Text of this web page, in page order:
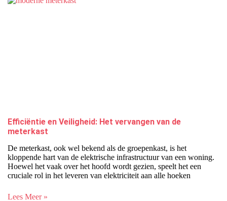
Efficiëntie en Veiligheid: Het vervangen van de
meterkast
De meterkast, ook wel bekend als de groepenkast, is het
kloppende hart van de elektrische infrastructuur van een woning.
Hoewel het vaak over het hoofd wordt gezien, speelt het een
cruciale rol in het leveren van elektriciteit aan alle hoeken
Lees Meer »